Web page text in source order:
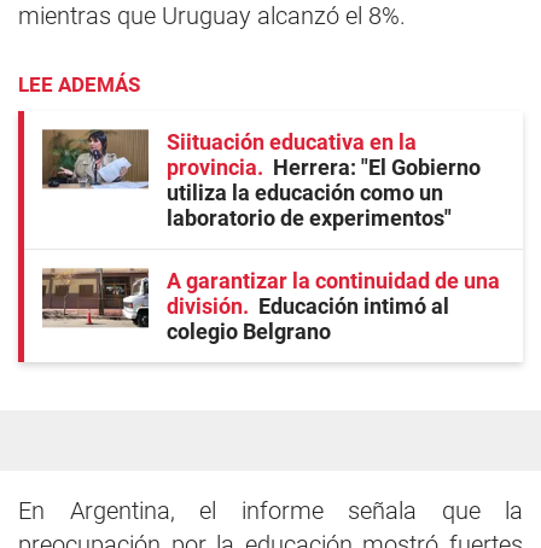
mientras que Uruguay alcanzó el 8%.
LEE ADEMÁS
Siituación educativa en la
provincia
Herrera: "El Gobierno
utiliza la educación como un
laboratorio de experimentos"
A garantizar la continuidad de una
división
Educación intimó al
colegio Belgrano
En Argentina, el informe señala que la